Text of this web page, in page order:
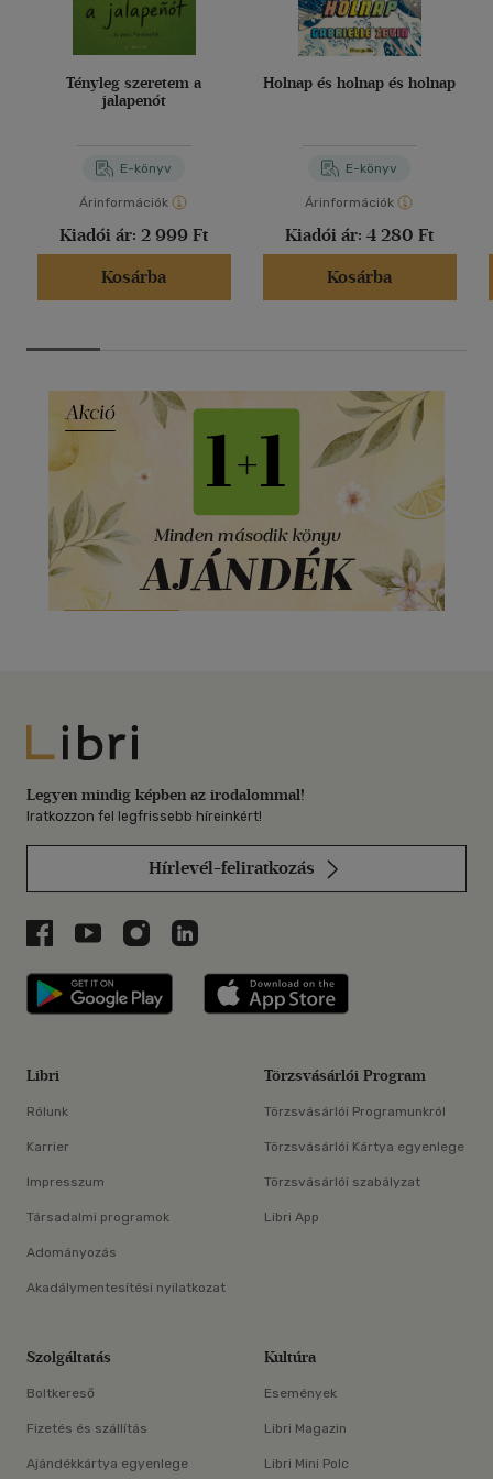
Tényleg szeretem a
jalapenót
E-könyv
Árinformációk
Kiadói ár: 2 999 Ft
Kosárba
Holnap és holnap és holnap
E-könyv
Árinformációk
Kiadói ár: 4 280 Ft
Kosárba
Libri
Legyen mindig képben az irodalommal!
Iratkozzon fel legfrissebb híreinkért!
Hírlevél-feliratkozás
Libri a Facebookon
Libri a Youtube-on
Libri az Instagramon
Libri a LinkedInen
Libri applikáció Szerezd meg: Google
Libri
Rólunk
Karrier
Impresszum
Társadalmi programok
Adományozás
Akadálymentesítési nyilatkozat
Törzsvásárlói Program
Törzsvásárlói Programunkról
Törzsvásárlói Kártya egyenlege
Törzsvásárlói szabályzat
Libri App
Szolgáltatás
Boltkereső
Fizetés és szállítás
Ajándékkártya egyenlege
Kultúra
Események
Libri Magazin
Libri Mini Polc